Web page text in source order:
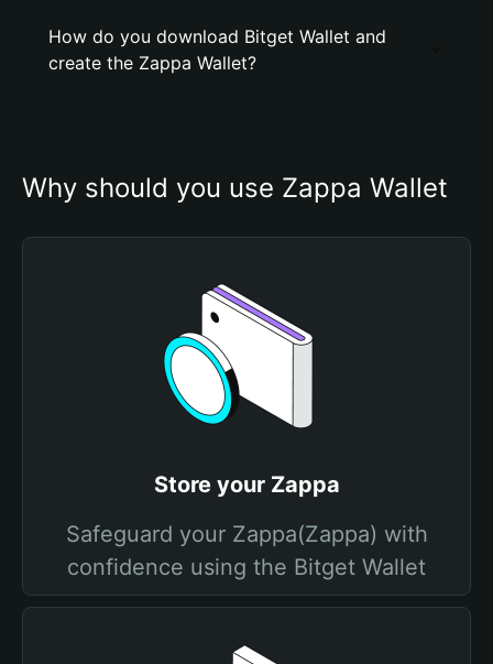
How do you download Bitget Wallet and
create the Zappa Wallet?
Why should you use Zappa Wallet
Store your Zappa
Safeguard your Zappa(Zappa) with
confidence using the Bitget Wallet